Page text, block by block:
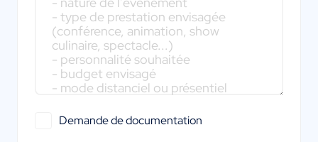
Demande de documentation